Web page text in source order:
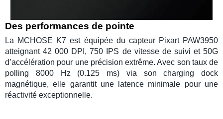
Des performances de pointe
La MCHOSE K7 est équipée du capteur Pixart PAW3950
atteignant42 000 DPI , 750 IPS de vitesse de suivi et 50G
d’accélération pour une précision extrême. Avec son taux de
polling 8000 Hz (0.125 ms) via soncharging dock
magnétique, elle garantit une latence minimale pour une
réactivité exceptionnelle.